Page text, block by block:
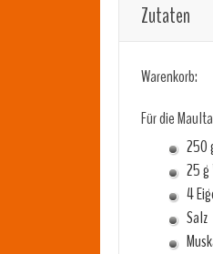
Zutaten
Warenkorb:
Für die
250
25
4
Salz